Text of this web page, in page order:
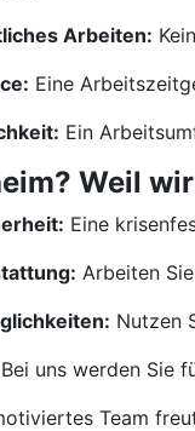
Arbeiten:
Eine
Ein
Weil
Eine
Arbeiten
Nutzen
Bei uns werden Sie
Team